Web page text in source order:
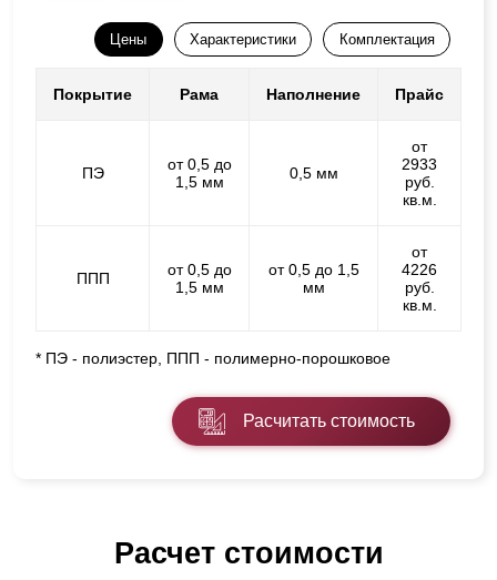
Цены Характеристики Комплектация
Покрытие Рама Наполнение Прайс
ПЭ
от 0,5 до
1,5 мм
0,5 мм
от
2933
руб.
кв.м.
ППП
от 0,5 до
1,5 мм
от 0,5 до 1,5
мм
от
4226
руб.
кв.м.
* ПЭ - полиэстер, ППП - полимерно-порошковое
Расчитать стоимость
Расчет стоимости